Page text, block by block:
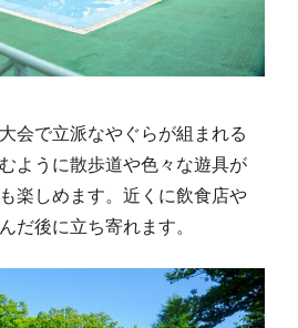
会で立派なやぐらが組まれる
ように散歩道や色々な遊具が
楽しめます。近くに飲食店や
だ後に立ち寄れます。